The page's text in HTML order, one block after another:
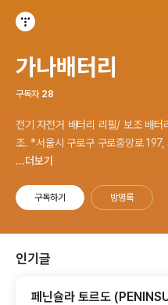
가나배터리
구독자 28
전기 자전거 배터리 리필/ 보조 배터
조. *서울시 구로구 구로중앙로
37, 문자 : 010-8940-9208
...더보기
구독하기 방명록
인기글
페닌슐라 토르도